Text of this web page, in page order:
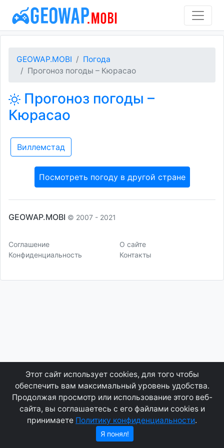
GEOWAP.MOBI
Погода
Прогоноз погоды – Кюрасао
Прогоноз погоды –
Кюрасао
Виллемстад
Посмотреть погоду в другой стране
GEOWAP.MOBI © 2007 - 2021
Соглашение
Конфиденциальность
О сайте
Контакты
Этот сайт использует cookies, для того чтобы
обеспечить вам максимальный уровень удобства.
Продолжая просмотр или использование этого веб-
сайта, вы соглашаетесь с его файлами cookies и
принимаете Политику конфиденциальности.
Я понял!